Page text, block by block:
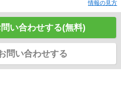
情報の見方
い合わせする(無料)
問い合わせする